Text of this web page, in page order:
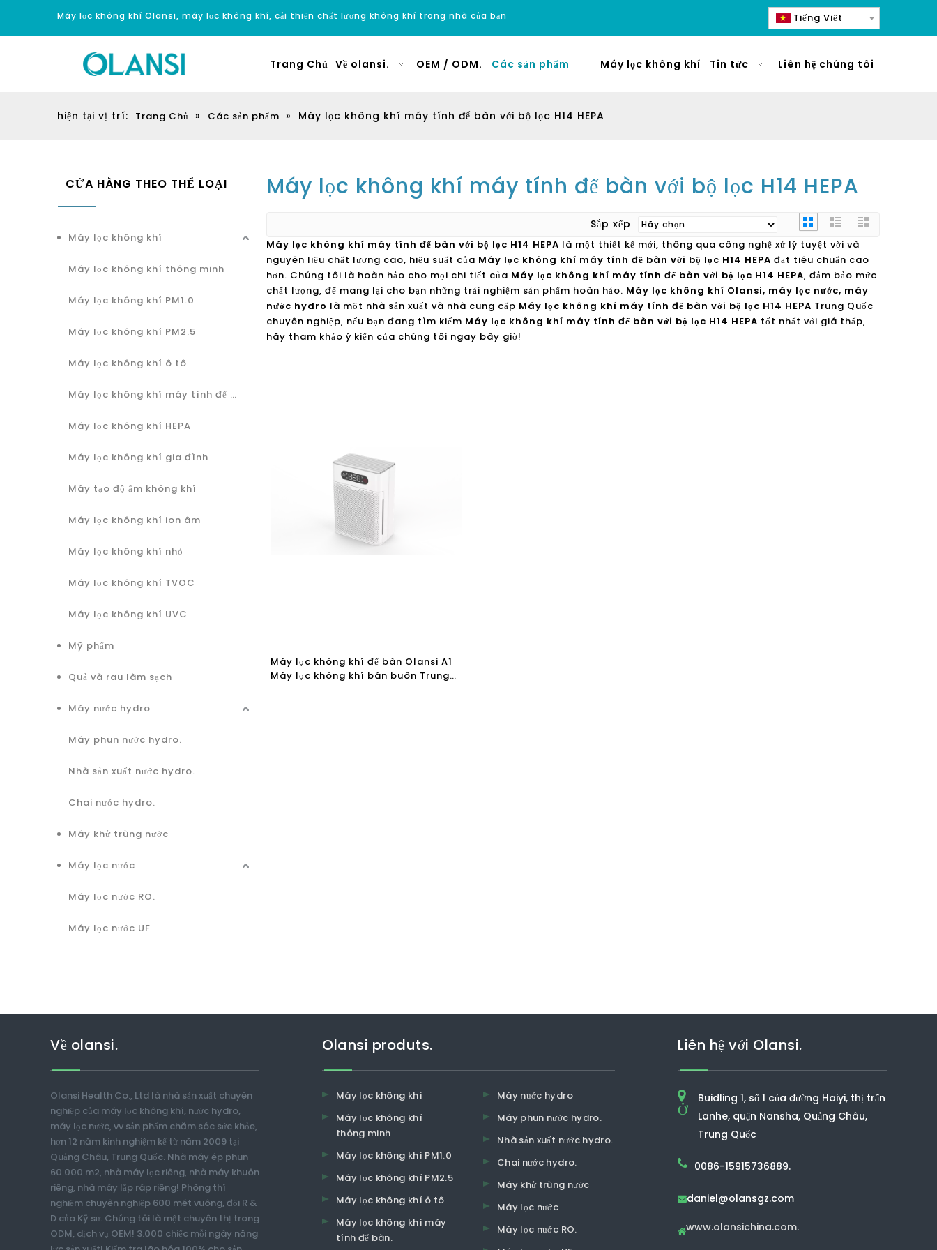
Máy lọc không khí Olansi, máy lọc không khí, cải thiện chất lượng không khí trong nhà của bạn Tiếng Việt
Trang Chủ Về olansi. OEM / ODM. Các sản phẩm Máy lọc không khí Tin tức Liên hệ chúng tôi
hiện tại vị trí: Trang Chủ » Các sản phẩm » Máy lọc không khí máy tính để bàn với bộ lọc H14 HEPA
CỬA HÀNG THEO THỂ LOẠI
Máy lọc không khí
Máy lọc không khí thông minh
Máy lọc không khí PM1.0
Máy lọc không khí PM2.5
Máy lọc không khí ô tô
Máy lọc không khí máy tính để bàn.
Máy lọc không khí HEPA
Máy lọc không khí gia đình
Máy tạo độ ẩm không khí
Máy lọc không khí ion âm
Máy lọc không khí nhỏ
Máy lọc không khí TVOC
Máy lọc không khí UVC
Mỹ phẩm
Quả và rau làm sạch
Máy nước hydro
Máy phun nước hydro.
Nhà sản xuất nước hydro.
Chai nước hydro.
Máy khử trùng nước
Máy lọc nước
Máy lọc nước RO.
Máy lọc nước UF
Máy lọc không khí máy tính để bàn với bộ lọc H14 HEPA
Sắp xếp
Máy lọc không khí máy tính để bàn với bộ lọc H14 HEPA là một thiết kế mới, thông qua công nghệ xử lý tuyệt vời và
nguyên liệu chất lượng cao, hiệu suất của Máy lọc không khí máy tính để bàn với bộ lọc H14 HEPA đạt tiêu chuẩn cao
hơn. Chúng tôi là hoàn hảo cho mọi chi tiết của Máy lọc không khí máy tính để bàn với bộ lọc H14 HEPA, đảm bảo mức
chất lượng, để mang lại cho bạn những trải nghiệm sản phẩm hoàn hảo. Máy lọc không khí Olansi, máy lọc nước, máy
nước hydro là một nhà sản xuất và nhà cung cấp Máy lọc không khí máy tính để bàn với bộ lọc H14 HEPA Trung Quốc
chuyên nghiệp, nếu bạn đang tìm kiếm Máy lọc không khí máy tính để bàn với bộ lọc H14 HEPA tốt nhất với giá thấp,
hãy tham khảo ý kiến ​​của chúng tôi ngay bây giờ!
Máy lọc không khí để bàn Olansi A1
Máy lọc không khí bán buôn Trung
Về olansi.
Olansi Health Co., Ltd là nhà sản xuất chuyên
nghiệp của máy lọc không khí, nước hydro,
máy lọc nước, vv sản phẩm chăm sóc sức khỏe,
hơn 12 năm kinh nghiệm kể từ năm 2009 tại
Quảng Châu, Trung Quốc. Nhà máy ép phun
60.000 m2, nhà máy lọc riêng, nhà máy khuôn
riêng, nhà máy lắp ráp riêng! Phòng thí
nghiệm chuyên nghiệp 600 mét vuông, đội R &
D của Kỹ sư. Chúng tôi là một chuyên thị trong
ODM, dịch vụ OEM! 3.000 chiếc mỗi ngày năng
Olansi produts.
Máy lọc không khí
Máy lọc không khí
thông minh
Máy lọc không khí PM1.0
Máy lọc không khí PM2.5
Máy lọc không khí ô tô
Máy lọc không khí máy
tính để bàn.
Máy nước hydro
Máy phun nước hydro.
Nhà sản xuất nước hydro.
Chai nước hydro.
Máy khử trùng nước
Máy lọc nước
Máy lọc nước RO.
Liên hệ với Olansi.
Ở
Buidling 1, số 1 của đường Haiyi, thị trấn
Lanhe, quận Nansha, Quảng Châu,
Trung Quốc
0086-15915736889.
daniel@olansgz.com
www.olansichina.com.